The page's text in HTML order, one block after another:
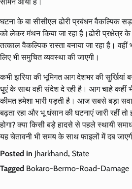
सामने आया है।
घटना के बा सीसीएल ढोरी प्रबंधन वैकल्पिक
को लेकर मंथन किया जा रहा है।ढोरी प्रक्षेत्र
तत्काल वैकल्पिक रास्ता बनाया जा रहा है।
लिए भी समुचित व्यवस्था की जाएगी।
कभी झरिया की भूमिगत आग देशभर की सुर्खियां
धुएं के साथ वही संदेश दे रही है। आग चाहे कहीं
कीमत हमेशा भारी पड़ती है। आज सबसे बड़ा
बढ़ता रहा और भू धंसान की घटनाएं जारी रहीं तो
होगा? क्या किसी बड़े हादसे से पहले स्थायी
यह चेतावनी भी समय के साथ फाइलों में दब
Posted in Jharkhand, State
Tagged Bokaro-Bermo-Road-Damage